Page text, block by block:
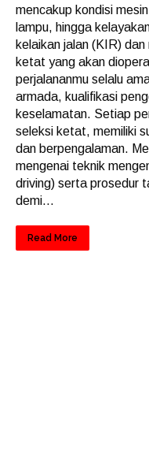
mencakup kondisi
lampu, hingga
kelaikan jalan (KIR)
ketat yang akan
perjalananmu selalu
armada, kualifikasi
keselamatan. Setiap
seleksi ketat, memiliki
dan berpengalaman.
mengenai teknik
driving) serta prosedur
demi...
Read More